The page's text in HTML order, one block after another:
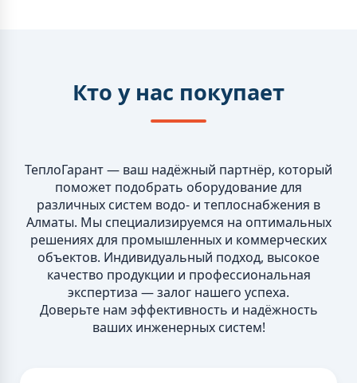
Кто у нас покупает
ТеплоГарант — ваш надёжный партнёр, который
поможет подобрать оборудование для
различных систем водо- и теплоснабжения в
Алматы. Мы специализируемся на оптимальных
решениях для промышленных и коммерческих
объектов. Индивидуальный подход, высокое
качество продукции и профессиональная
экспертиза — залог нашего успеха.
Доверьте нам эффективность и надёжность
ваших инженерных систем!